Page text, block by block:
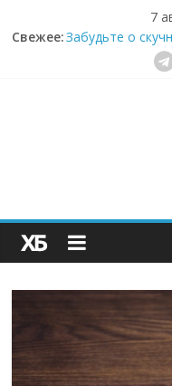
7
Свежее:Забудьте о
которое видит
Небо зовёт:
Секрет
пребиотиками
здорового